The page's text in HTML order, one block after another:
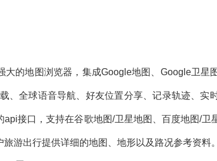
大的地图浏览器，集成Google地图、Google卫星
、全球语音导航、好友位置分享、记录轨迹、实
接口，支持在谷歌地图/卫星地图、百度地图/卫
游出行提供详细的地图、地形以及路况参考资料。